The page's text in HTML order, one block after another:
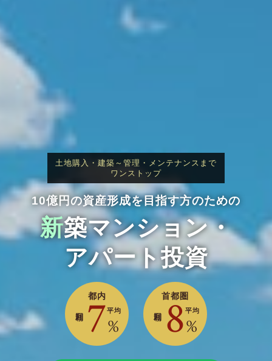
土地購入・建築～管理・メンテナンスまで
ワンストップ
10億円の資産形成を目指す方のための
新築マンション・
アパート投資
都内
利回り 7%
平均
首都圏
利回り 8%
平均